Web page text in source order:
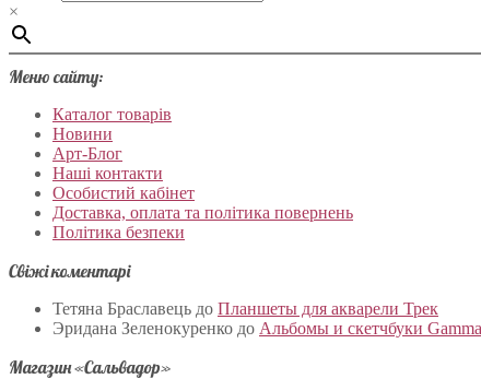
×
Меню сайту:
Каталог товарів
Новини
Арт-Блог
Наші контакти
Особистий кабінет
Доставка, оплата та політика повернень
Політика безпеки
Свіжі коментарі
Тетяна Браславець до Планшеты для акварели Трек
Эридана Зеленокуренко до Альбомы и скетчбуки Gamma
Магазин «Сальвадор»